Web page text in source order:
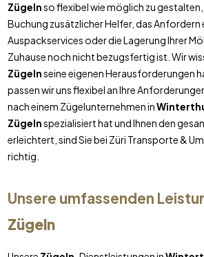
Zügelnso flexibel wie möglich zu gestalten,
Buchung zusätzlicher Helfer, das Anfordern
Auspackservices oder die Lagerung Ihrer
Zuhause noch nicht bezugsfertig ist. Wir
Zügelnseine eigenen Herausforderungen
passen wir uns flexibel an Ihre
nach einem Zügelunternehmen in
Zügelnspezialisiert hat und Ihnen den
erleichtert, sind Sie bei Züri Transporte &
richtig.
Unsere umfassenden
Zügeln